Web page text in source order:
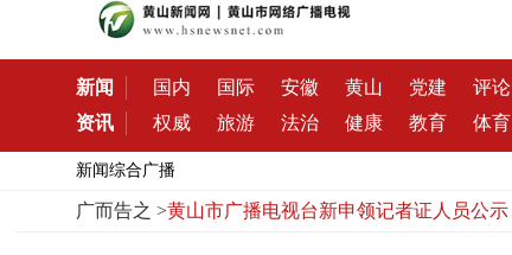
新闻 国内 国际 安徽 黄山 党建 评论
资讯
权威 旅游 法治 健康 教育 体育
新闻综合广播
广而告之 >黄山市广播电视台新申领记者证人员公示